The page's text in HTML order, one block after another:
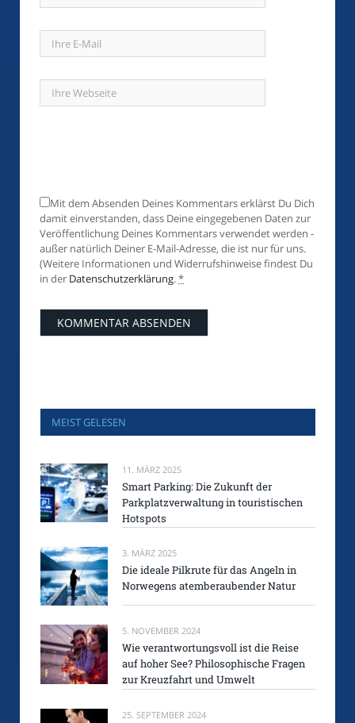
Mit dem Absenden Deines Kommentars erklärst Du Dich
damit einverstanden, dass Deine eingegebenen Daten zur
Veröffentlichung Deines Kommentars verwendet werden -
außer natürlich Deiner E-Mail-Adresse, die ist nur für uns.
(Weitere Informationen und Widerrufshinweise findest Du
in der Datenschutzerklärung.*
MEIST GELESEN
11. MÄRZ 2025
Smart Parking: Die Zukunft der
Parkplatzverwaltung in touristischen
Hotspots
3. MÄRZ 2025
Die ideale Pilkrute für das Angeln in
Norwegens atemberaubender Natur
5. NOVEMBER 2024
Wie verantwortungsvoll ist die Reise
auf hoher See? Philosophische Fragen
zur Kreuzfahrt und Umwelt
25. SEPTEMBER 2024